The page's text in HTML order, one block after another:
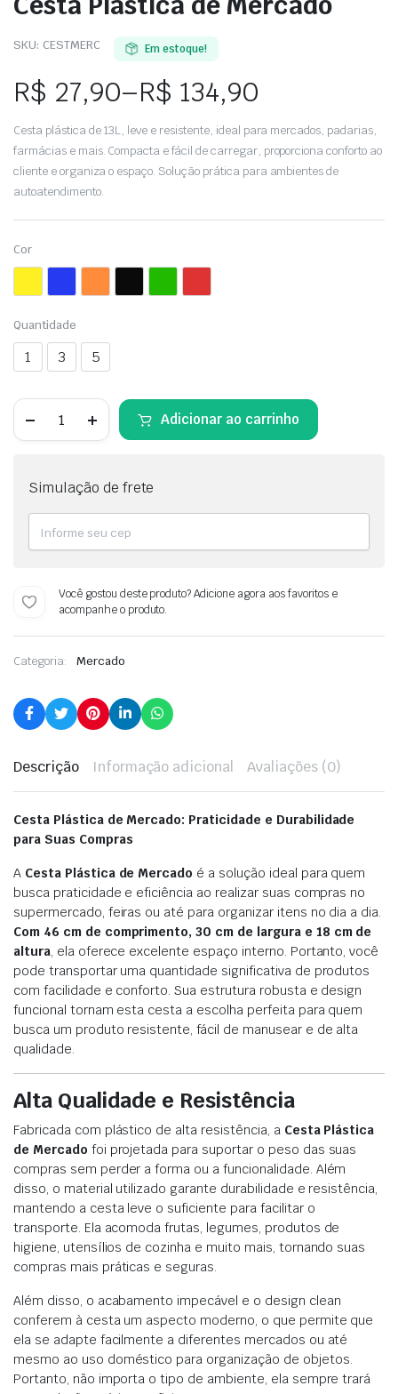
SKU: CESTMERC Em estoque!
R$ 27,90–R$ 134,90
Cesta plástica de 13L, leve e resistente, ideal para mercados, padarias,
farmácias e mais. Compacta e fácil de carregar, proporciona conforto ao
cliente e organiza o espaço. Solução prática para ambientes de
autoatendimento.
Cor
Quantidade
1 3 5
Adicionar ao carrinho
Simulação de frete
Você gostou deste produto? Adicione agora aos favoritos e
acompanhe o produto.
Categoria: Mercado
Descrição Informação adicional Avaliações (0)
Cesta Plástica de Mercado: Praticidade e Durabilidade
para Suas Compras
A Cesta Plástica de Mercado é a solução ideal para quem
busca praticidade e eficiência ao realizar suas compras no
supermercado, feiras ou até para organizar itens no dia a dia.
Com 46 cm de comprimento, 30 cm de largura e 18 cm de
altura, ela oferece excelente espaço interno. Portanto, você
pode transportar uma quantidade significativa de produtos
com facilidade e conforto. Sua estrutura robusta e design
funcional tornam esta cesta a escolha perfeita para quem
busca um produto resistente, fácil de manusear e de alta
qualidade.
Alta Qualidade e Resistência
Fabricada com plástico de alta resistência, a Cesta Plástica
de Mercado foi projetada para suportar o peso das suas
compras sem perder a forma ou a funcionalidade. Além
disso, o material utilizado garante durabilidade e resistência,
mantendo a cesta leve o suficiente para facilitar o
transporte. Ela acomoda frutas, legumes, produtos de
higiene, utensílios de cozinha e muito mais, tornando suas
compras mais práticas e seguras.
Além disso, o acabamento impecável e o design clean
conferem à cesta um aspecto moderno, o que permite que
ela se adapte facilmente a diferentes mercados ou até
mesmo ao uso doméstico para organização de objetos.
Portanto, não importa o tipo de ambiente, ela sempre trará